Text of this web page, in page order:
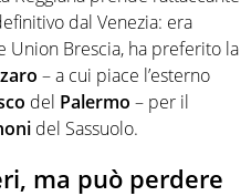
dal Venezia: era
Union Brescia, ha preferito la
– a cui piace l’esterno
del Palermo – per il
del Sassuolo.
ma può perdere